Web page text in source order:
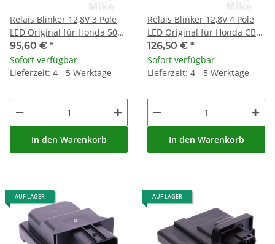
Relais Blinker 12,8V 3 Pole
LED Original für Honda 50
125 150 250 300 400 500 600
650 750 1300 1800
95,60 € *
Sofort verfügbar
Lieferzeit: 4 - 5 Werktage
In den Warenkorb
Relais Blinker 12,8V 4 Pole
LED Original für Honda CB
CBR 650 NC 750 NSS 125
126,50 € *
Sofort verfügbar
Lieferzeit: 4 - 5 Werktage
In den Warenkorb
AUF LAGER AUF LAGER